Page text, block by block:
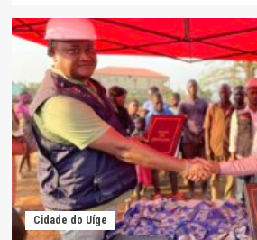
Cidade do Uíge